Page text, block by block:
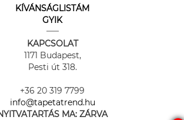
KÍVÁNSÁGLISTÁM
GYIK
KAPCSOLAT
1171 Budapest,
Pesti út 318.
+36 20 319 7799
info@tapetatrend.hu
MA: ZÁRVA